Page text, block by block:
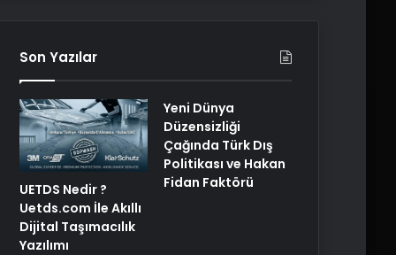
Son Yazılar
UETDS Nedir ?
Uetds.com İle Akıllı
Dijital Taşımacılık
Yazılımı
Yeni Dünya
Düzensizliği
Çağında Türk Dış
Politikası ve Hakan
Fidan Faktörü